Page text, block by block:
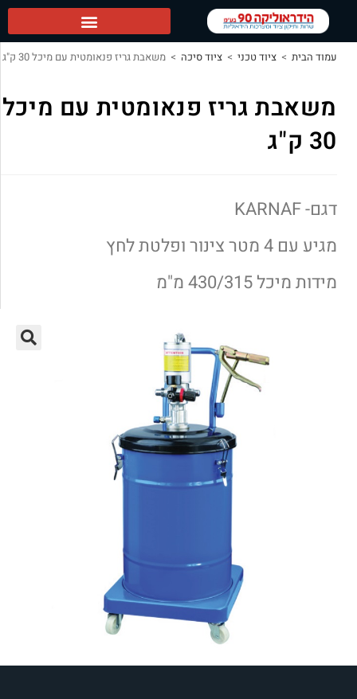
עמוד הבית > ציוד טכני > ציוד סיכה > משאבת גריז פנאומטית עם מיכל 30 ק"ג
משאבת גריז פנאומטית עם מיכל
30 ק"ג
דגם- KARNAF
מגיע עם 4 מטר צינור ופלטת לחץ
מידות מיכל 430/315 מ"מ